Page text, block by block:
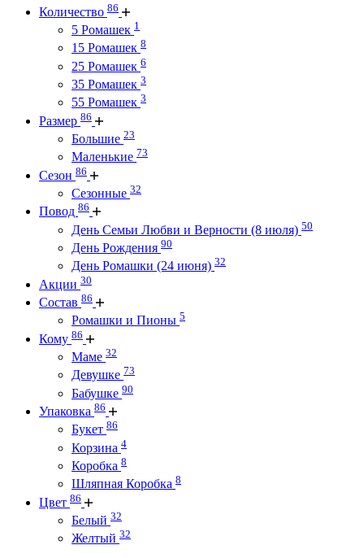
Количество 86
5 Ромашек 1
15 Ромашек 8
25 Ромашек 6
35 Ромашек 3
55 Ромашек 3
Размер 86
Большие 23
Маленькие 73
Сезон 86
Сезонные 32
Повод 86
День Семьи Любви и Верности (8 июля) 50
День Рождения 90
День Ромашки (24 июня) 32
Акции 30
Состав 86
Ромашки и Пионы 5
Кому 86
Маме 32
Девушке 73
Бабушке 90
Упаковка 86
Букет 86
Корзина 4
Коробка 8
Шляпная Коробка 8
Цвет 86
Белый 32
Желтый 32